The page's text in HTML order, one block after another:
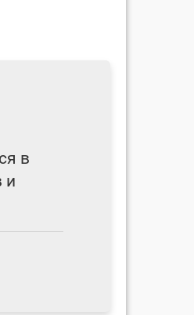
в
и